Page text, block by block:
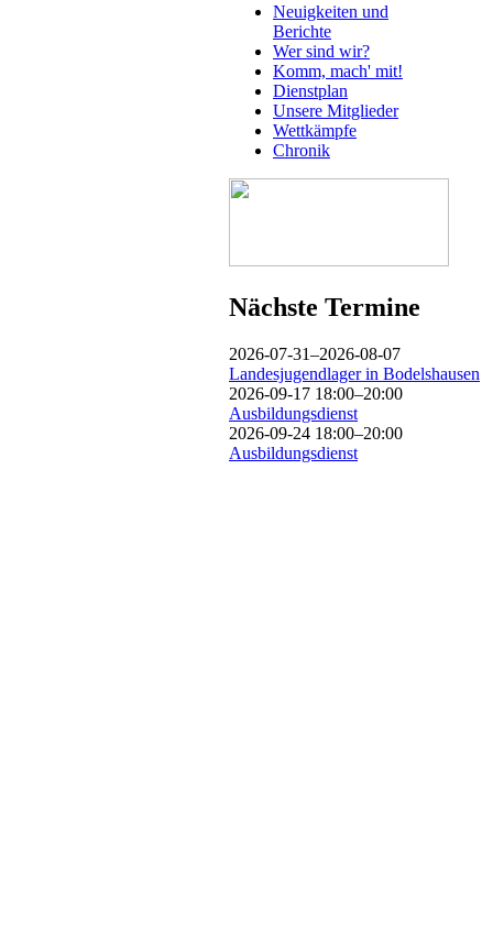
Neuigkeiten und
Berichte
Wer sind wir?
Komm, mach' mit!
Dienstplan
Unsere Mitglieder
Wettkämpfe
Chronik
Nächste Termine
2026-07-31–2026-08-07
Landesjugendlager in Bodelshausen
2026-09-17 18:00–20:00
Ausbildungsdienst
2026-09-24 18:00–20:00
Ausbildungsdienst